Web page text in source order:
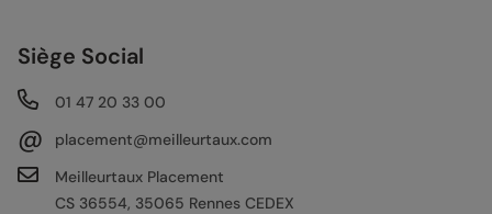
Siège Social
01 47 20 33 00
@
placement@meilleurtaux.com
Meilleurtaux Placement
CS 36554, 35065 Rennes CEDEX